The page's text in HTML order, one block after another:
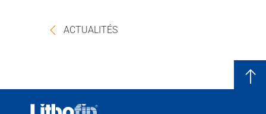
ACTUALITÉS